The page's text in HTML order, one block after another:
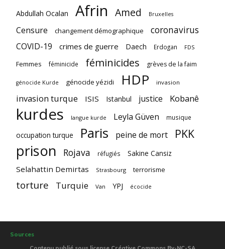
Abdullah Ocalan Afrin Amed Bruxelles
Censure changement démographique coronavirus
COVID-19 crimes de guerre Daech Erdogan FDS
Femmes féminicide féminicides grèves de la faim
génocide Kurde génocide yézidi HDP invasion
invasion turque ISIS Istanbul justice Kobanê
kurdes langue kurde Leyla Güven musique
occupation turque Paris peine de mort PKK
prison Rojava réfugiés Sakine Cansiz
Selahattin Demirtas Strasbourg terrorisme
torture Turquie Van YPJ écocide
Sources